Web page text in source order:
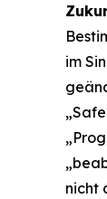
im
nicht